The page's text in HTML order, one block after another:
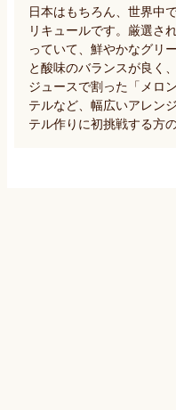
日本はもちろん、世界中
リキュールです。厳選さ
っていて、鮮やかなグリ
と酸味のバランスが良く
ジュースで割った「メロ
テルなど、幅広いアレン
テル作りに初挑戦する方